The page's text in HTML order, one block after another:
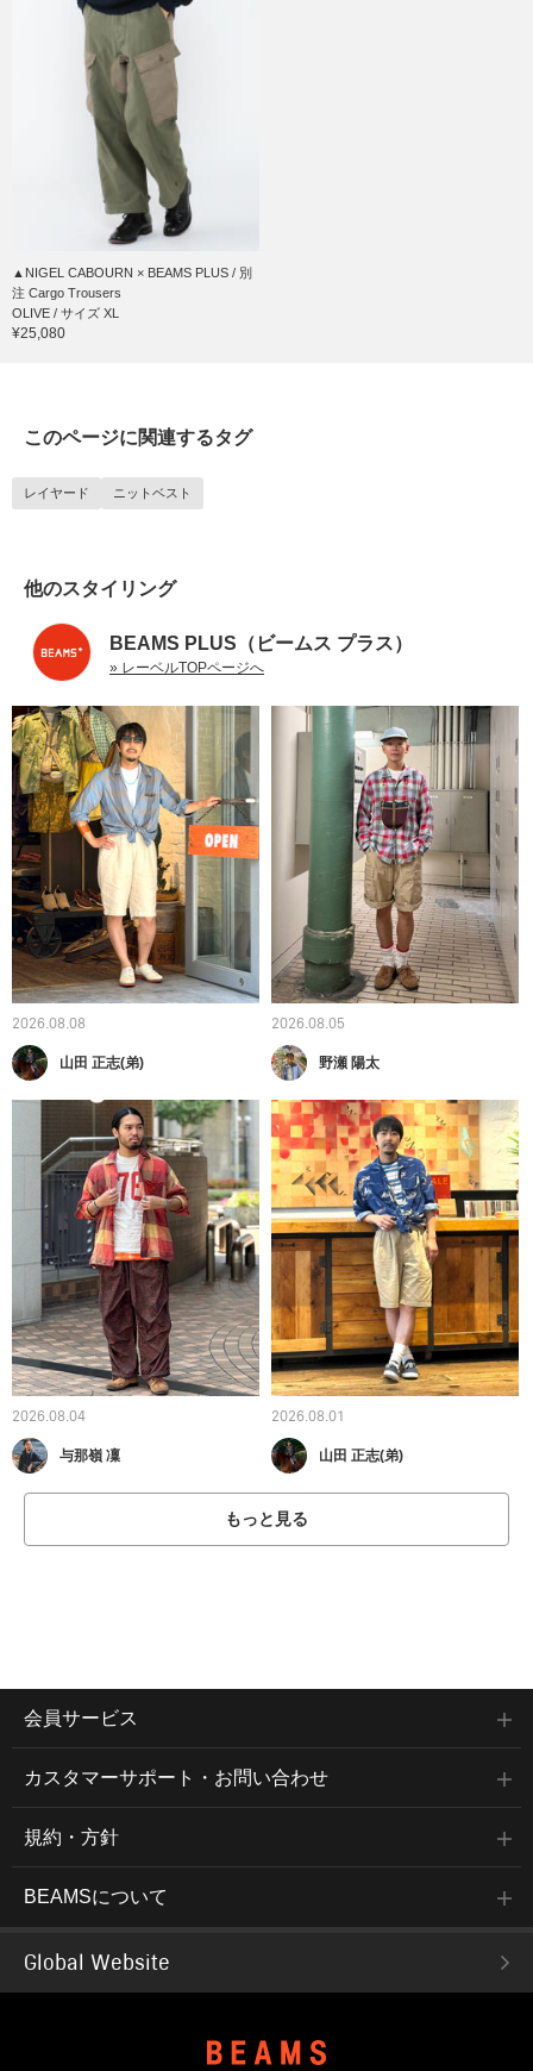
▲NIGEL CABOURN × BEAMS PLUS / 別
注 Cargo Trousers
OLIVE / サイズ XL
¥25,080
このページに関連するタグ
レイヤード ニットベスト
他のスタイリング
BEAMS PLUS（ビームス プラス）
» レーベルTOPページへ
2026.08.08
山田 正志(弟)
2026.08.05
野瀬 陽太
2026.08.04
与那嶺 凜
2026.08.01
山田 正志(弟)
もっと見る
会員サービス
カスタマーサポート・お問い合わせ
規約・方針
BEAMSについて
Global Website